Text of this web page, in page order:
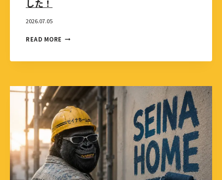
した！
2026.07.05
READ MORE